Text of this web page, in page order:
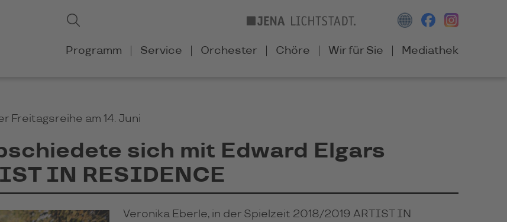
Suchbegriffe
Navigation
Programm Service Orchester Chöre Wir für Sie Mediathek
Freitagsreihe am 14. Juni
sich mit Edward Elgars
IN RESIDENCE
Veronika Eberle, in der Spielzeit 2018/2019 ARTIST IN